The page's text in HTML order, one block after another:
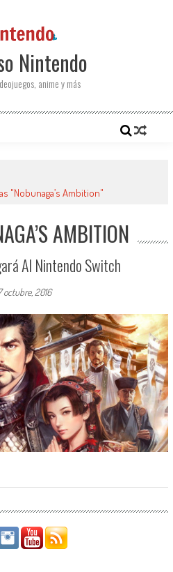
Nintendo
anime y más
"Nobunaga’s Ambition"
AMBITION
Al Nintendo Switch
octubre, 2016